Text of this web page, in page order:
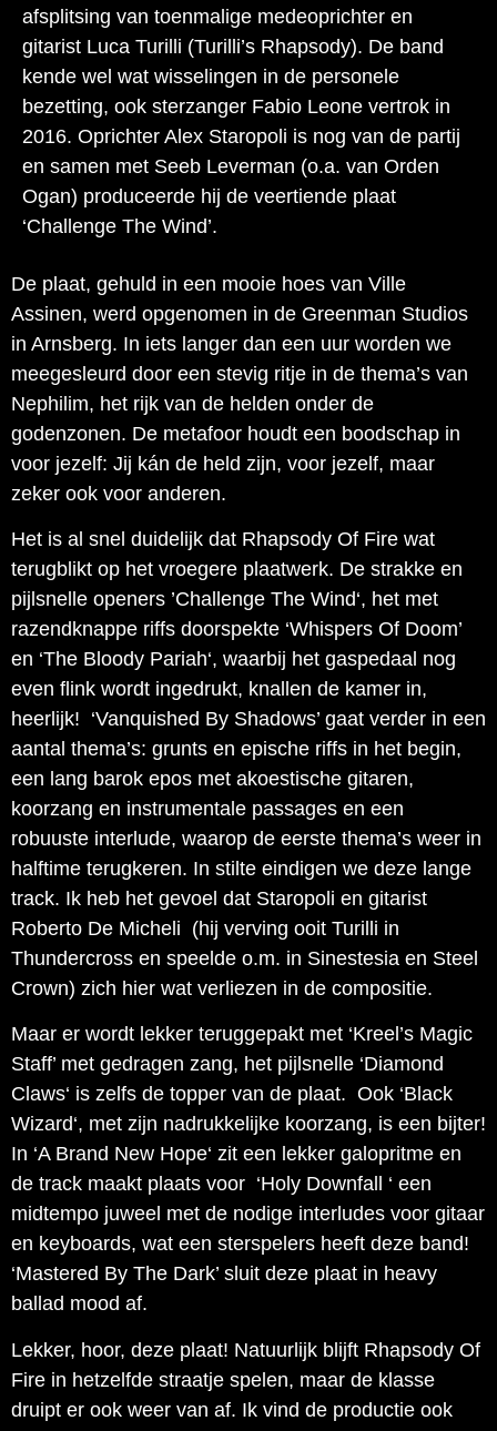
afsplitsing van toenmalige medeoprichter en
gitarist Luca Turilli (Turilli’s Rhapsody). De band
kende wel wat wisselingen in de personele
bezetting, ook sterzanger Fabio Leone vertrok in
2016. Oprichter Alex Staropoli is nog van de partij
en samen met Seeb Leverman (o.a. van Orden
Ogan) produceerde hij de veertiende plaat
‘Challenge The Wind’.
De plaat, gehuld in een mooie hoes van Ville
Assinen, werd opgenomen in de Greenman Studios
in Arnsberg. In iets langer dan een uur worden we
meegesleurd door een stevig ritje in de thema’s van
Nephilim, het rijk van de helden onder de
godenzonen. De metafoor houdt een boodschap in
voor jezelf: Jij kán de held zijn, voor jezelf, maar
zeker ook voor anderen.
Het is al snel duidelijk dat Rhapsody Of Fire wat
terugblikt op het vroegere plaatwerk. De strakke en
pijlsnelle openers ’Challenge The Wind‘, het met
razendknappe riffs doorspekte ‘Whispers Of Doom’
en ‘The Bloody Pariah‘, waarbij het gaspedaal nog
even flink wordt ingedrukt, knallen de kamer in,
heerlijk! ‘Vanquished By Shadows’ gaat verder in een
aantal thema’s: grunts en epische riffs in het begin,
een lang barok epos met akoestische gitaren,
koorzang en instrumentale passages en een
robuuste interlude, waarop de eerste thema’s weer in
halftime terugkeren. In stilte eindigen we deze lange
track. Ik heb het gevoel dat Staropoli en gitarist
Roberto De Micheli (hij verving ooit Turilli in
Thundercross en speelde o.m. in Sinestesia en Steel
Crown) zich hier wat verliezen in de compositie.
Maar er wordt lekker teruggepakt met ‘Kreel’s Magic
Staff’ met gedragen zang, het pijlsnelle ‘Diamond
Claws‘ is zelfs de topper van de plaat. Ook ‘Black
Wizard‘, met zijn nadrukkelijke koorzang, is een bijter!
In ‘A Brand New Hope‘ zit een lekker galopritme en
de track maakt plaats voor ‘Holy Downfall ‘ een
midtempo juweel met de nodige interludes voor gitaar
en keyboards, wat een sterspelers heeft deze band!
‘Mastered By The Dark’ sluit deze plaat in heavy
ballad mood af.
Lekker, hoor, deze plaat! Natuurlijk blijft Rhapsody Of
Fire in hetzelfde straatje spelen, maar de klasse
druipt er ook weer van af. Ik vind de productie ook